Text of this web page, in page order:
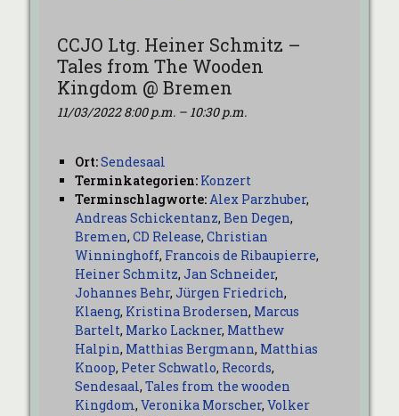
CCJO Ltg. Heiner Schmitz –
Tales from The Wooden
Kingdom @ Bremen
11/03/2022 8:00 p.m. – 10:30 p.m.
Ort:Sendesaal
Terminkategorien: Konzert
Terminschlagworte:Alex Parzhuber,
Andreas Schickentanz, Ben Degen,
Bremen, CD Release, Christian
Winninghoff, Francois de Ribaupierre,
Heiner Schmitz, Jan Schneider,
Johannes Behr, Jürgen Friedrich,
Klaeng, Kristina Brodersen, Marcus
Bartelt, Marko Lackner, Matthew
Halpin, Matthias Bergmann, Matthias
Knoop, Peter Schwatlo, Records,
Sendesaal, Tales from the wooden
Kingdom, Veronika Morscher, Volker